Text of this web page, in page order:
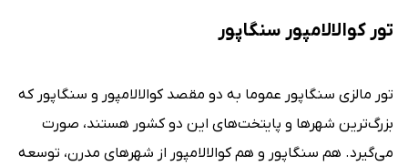
تور کوالالامپور سنگاپور
تور مالزی سنگاپور عموما به دو مقصد کوالالامپور و سنگاپور که
بزرگ‌ترین شهرها و پایتخت‌های این دو کشور هستند، صورت
می‌گیرد. هم سنگاپور و هم کوالالامپور از شهرهای مدرن، توسعه